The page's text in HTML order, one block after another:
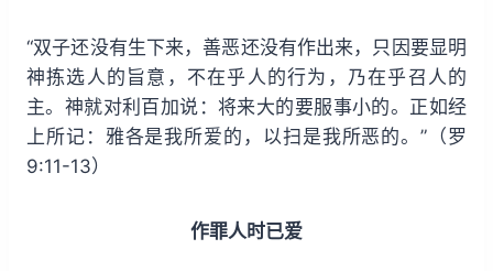
“双子还没有生下来，善恶还没有作出来，只因要显明
神拣选人的旨意，不在乎人的行为，乃在乎召人的
主。神就对利百加说：将来大的要服事小的。正如经
上所记：雅各是我所爱的，以扫是我所恶的。”（罗
9:11-13）
作罪人时已爱